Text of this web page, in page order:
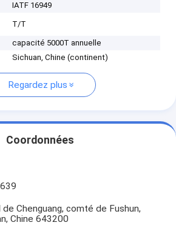
IATF 16949
T/T
capacité 5000T annuelle
Sichuan, Chine (continent)
Regardez plus
Coordonnées
Chenguang, comté de Fushun,
Chine 643200